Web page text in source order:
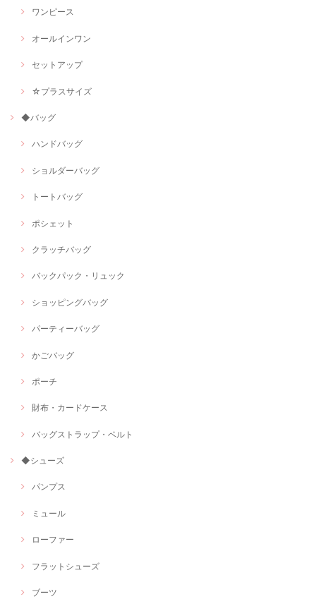
ワンピース
オールインワン
セットアップ
☆プラスサイズ
◆バッグ
ハンドバッグ
ショルダーバッグ
トートバッグ
ポシェット
クラッチバッグ
バックパック・リュック
ショッピングバッグ
パーティーバッグ
かごバッグ
ポーチ
財布・カードケース
バッグストラップ・ベルト
◆シューズ
パンプス
ミュール
ローファー
フラットシューズ
ブーツ